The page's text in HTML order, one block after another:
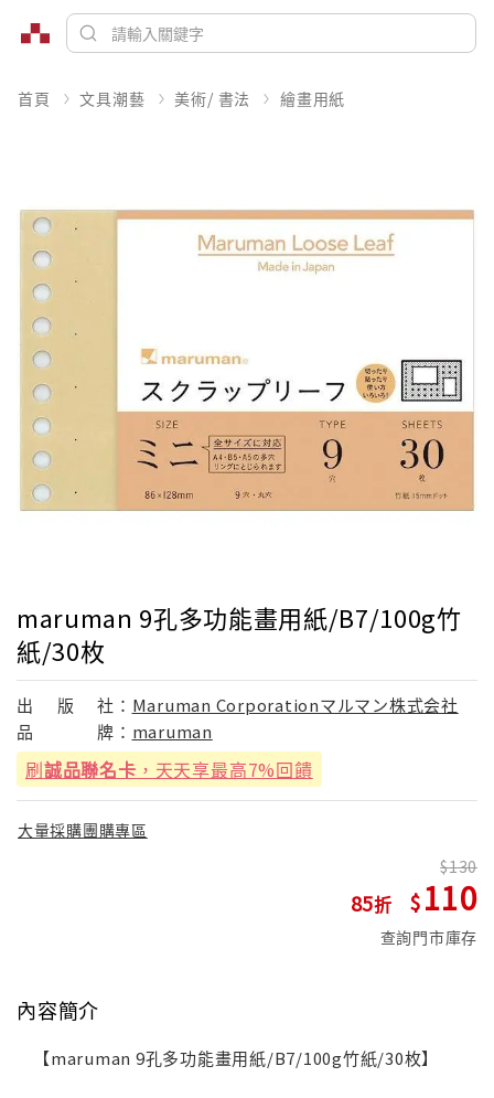
首頁 文具潮藝 美術/ 書法 繪畫用紙
maruman 9孔多功能畫用紙/B7/100g竹
紙/30枚
出 版 社： Maruman Corporationマルマン株式会社
品
牌： maruman
刷誠品聯名卡 ，天天享最高7%回饋
大量採購團購專區
85
130
110
查詢門市庫存
內容簡介
【maruman 9孔多功能畫用紙/B7/100g竹紙/30枚】